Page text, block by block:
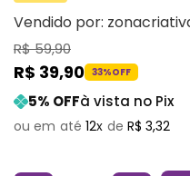
Vendido por:
R$59,90
R$ 39,90 33%OFF
5% OFFà vista no Pix
12 R$ 3,32